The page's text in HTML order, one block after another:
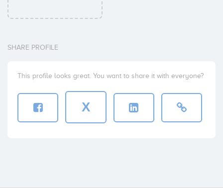
SHARE PROFILE
This profile looks great. You want to share it with everyone?
X